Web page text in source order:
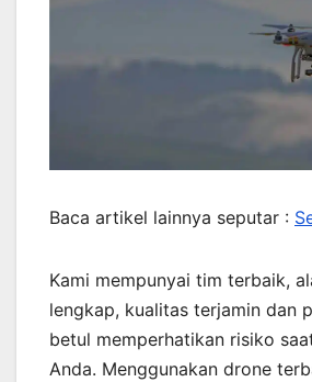
Baca artikel lainnya seputar :
Kami mempunyai tim terbaik,
lengkap, kualitas terjamin dan
betul memperhatikan risiko
Anda. Menggunakan drone